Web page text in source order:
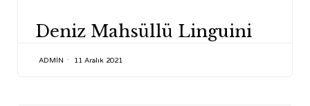
Deniz Mahsüllü Linguini
ADMIN 11 Aralık 2021